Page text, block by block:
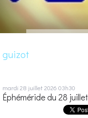
guizot
mardi 28 juillet 2026 03h30
Éphéméride du 28 juillet